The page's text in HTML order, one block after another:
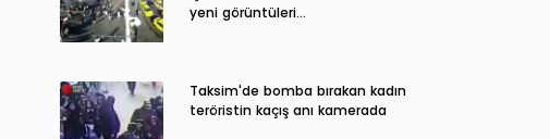
yeni görüntüleri…
Taksim'de bomba bırakan kadın
teröristin kaçış anı kamerada